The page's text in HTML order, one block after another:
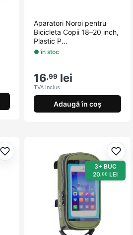
Aparatori Noroi pentru
Bicicleta Copii 18–20 inch,
Plastic P...
● în stoc
16,99 lei
TVA inclus
Adaugă în coș
Adaugă la favorite
3+ BUC
20 ,00 LEI